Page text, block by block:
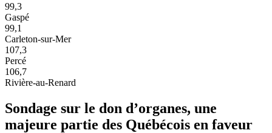
99,3
Gaspé
99,1
Carleton-sur-Mer
107,3
Percé
106,7
Rivière-au-Renard
Sondage sur le don d’organes, une
majeure partie des Québécois en faveur